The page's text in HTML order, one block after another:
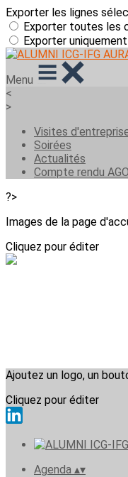
Exporter les lignes
Exporter toutes les
Exporter
Menu
<
>
Visites
Soirées
Actualités
Compte rendu AGO
?>
Images de la page
Cliquez pour éditer
Ajoutez un logo, un
Cliquez pour éditer
Agenda ▴▾